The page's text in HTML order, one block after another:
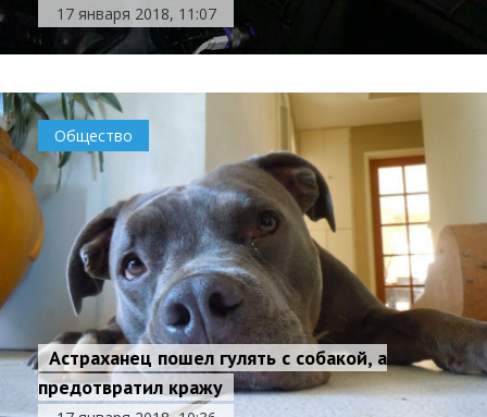
17 января 2018, 11:07
Общество
Астраханец пошел гулять с собакой, а
предотвратил кражу